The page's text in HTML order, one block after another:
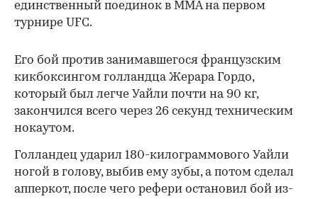
единственный поединок в ММА на первом
турнире UFC.
00:00 / 00:00
Его бой против занимавшегося французским
кикбоксингом голландца Жерара Гордо,
который был легче Уайли почти на 90 кг,
закончился всего через 26 секунд техническим
нокаутом.
Голландец ударил 180-килограммового Уайли
ногой в голову, выбив ему зубы, а потом сделал
апперкот, после чего рефери остановил бой из-